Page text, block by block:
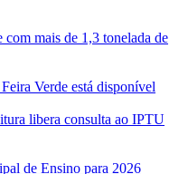
com mais de 1,3 tonelada de
Verde está disponível
libera consulta ao IPTU
de Ensino para 2026